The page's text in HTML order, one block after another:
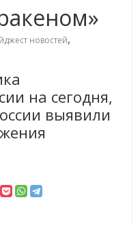
новостей,
на сегодня,
выявили